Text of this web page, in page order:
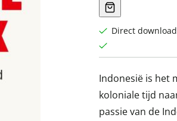
Direct
Indonesië is het
koloniale tijd
passie van de